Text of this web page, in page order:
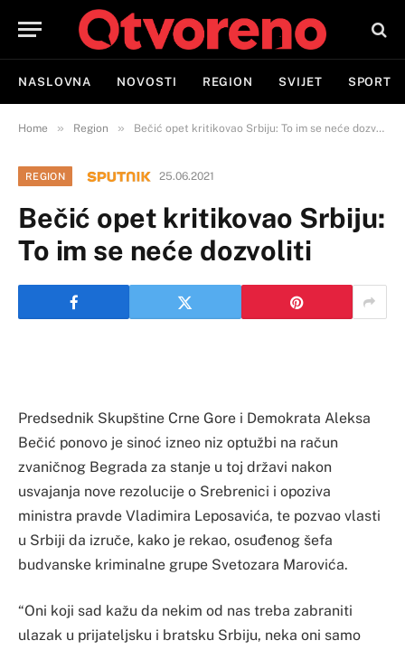
NASLOVNA NOVOSTI REGION SVIJET SPORT
Home » Region » Bečić opet kritikovao Srbiju: To im se neće dozvoliti
REGION 25.06.2021
Bečić opet kritikovao Srbiju:
To im se neće dozvoliti
Predsednik Skupštine Crne Gore i Demokrata Aleksa
Bečić ponovo je sinoć izneo niz optužbi na račun
zvaničnog Begrada za stanje u toj državi nakon
usvajanja nove rezolucije o Srebrenici i opoziva
ministra pravde Vladimira Leposavića, te pozvao vlasti
u Srbiji da izruče, kako je rekao, osuđenog šefa
budvanske kriminalne grupe Svetozara Marovića.
“Oni koji sad kažu da nekim od nas treba zabraniti
ulazak u prijateljsku i bratsku Srbiju, neka oni samo